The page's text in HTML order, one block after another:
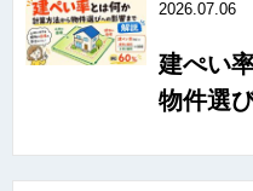
2026.07.06
建ぺい
物件選